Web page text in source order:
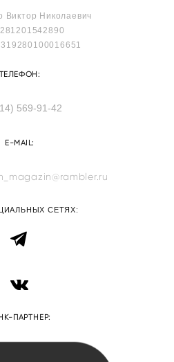
Виктор Николаевич
ТЕЛЕФОН:
569-91-42
E-MAIL:
СЕТЯХ:
ПАРТНЕР: